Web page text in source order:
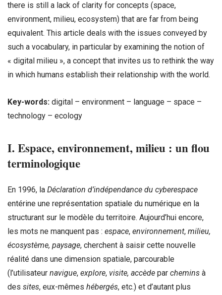
there is still a lack of clarity for concepts (space,
environment, milieu, ecosystem) that are far from being
equivalent. This article deals with the issues conveyed by
such a vocabulary, in particular by examining the notion of
« digital milieu », a concept that invites us to rethink the way
in which humans establish their relationship with the world.
Key-words: digital – environment – language – space –
technology – ecology
I. Espace, environnement, milieu : un flou
terminologique
En 1996, la Déclaration d’indépendance du cyberespace
entérine une représentation spatiale du numérique en la
structurant sur le modèle du territoire. Aujourd’hui encore,
les mots ne manquent pas : espace, environnement, milieu,
écosystème, paysage, cherchent à saisir cette nouvelle
réalité dans une dimension spatiale, parcourable
(l’utilisateur navigue, explore, visite, accède par chemins à
des sites, eux-mêmes hébergés, etc.) et d’autant plus